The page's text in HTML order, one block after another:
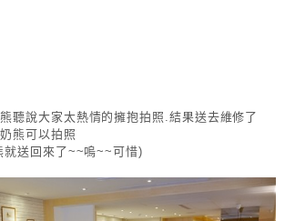
聽說大家太熱情的擁抱拍照.結果送去維修了
熊可以拍照
就送回來了~~嗚~~可惜)